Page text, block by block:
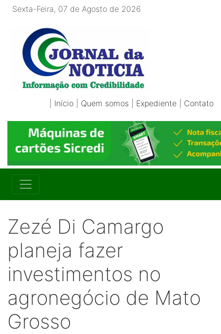
Sexta-Feira, 07 de Agosto de 2026
Início Quem somos Expediente Contato
Zezé Di Camargo
planeja fazer
investimentos no
agronegócio de Mato
Grosso